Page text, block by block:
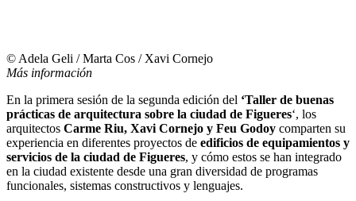
© Adela Geli / Marta Cos / Xavi Cornejo
Más información
En la primera sesión de la segunda edición del ‘Taller de buenas
prácticas de arquitectura sobre la ciudad de Figueres‘, los
arquitectos Carme Riu, Xavi Cornejo y Feu Godoy comparten su
experiencia en diferentes proyectos de edificios de equipamientos y
servicios de la ciudad de Figueres, y cómo estos se han integrado
en la ciudad existente desde una gran diversidad de programas
funcionales, sistemas constructivos y lenguajes.